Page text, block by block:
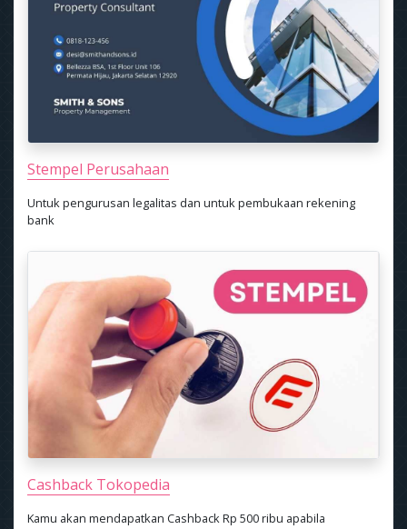
Stempel Perusahaan
Untuk pengurusan legalitas dan untuk pembukaan rekening
bank
Cashback Tokopedia
Kamu akan mendapatkan Cashback Rp 500 ribu apabila